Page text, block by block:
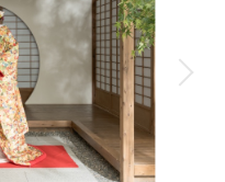
の
格」で撮影ができちゃいます◎
ンです。
素敵な思い出に・・・！